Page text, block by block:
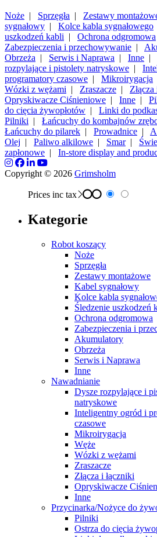
Noże | Sprzęgła | Zestawy
sygnałowy | Kolce kabla sygnałowego
uszkodzeń kabli | Ochrona odgromowa
Zabezpieczenia i przechowywanie |
Obrzeża | Serwis i Naprawa | Inne |
rozpylające i pistolety natryskowe |
programatory czasowe | Mikroirygacja
Wózki z wężami | Zraszacze |
Opryskiwacze Ciśnieniowe | Inne |
do cięcia żywopłotów | Linki do
Pilniki | Łańcuchy do kombajnów
Łańcuchy do pilarek | Prowadnice |
Olej | Paliwo alkilowe | Smar|
zapłonowe | In-store display and
Copyright © 2026 Grimsholm
Prices inc tax
Kategorie
Robot koszący
Noże
Sprzęgła
Zestawy montażowe
Kabel sygnałowy
Kolce kabla
Śledzenie uszkodzeń
Ochrona odgromowa
Zabezpieczenia i
Akumulatory
Obrzeża
Serwis i Naprawa
Inne
Nawadnianie
Dysze rozpylające i
natryskowe
Inteligentny ogród i
czasowe
Mikroirygacja
Węże
Wózki z wężami
Zraszacze
Złącza i łączniki
Opryskiwacze
Inne
Przycinarka/Nożyce do
Pilniki
Ostrza do cięcia